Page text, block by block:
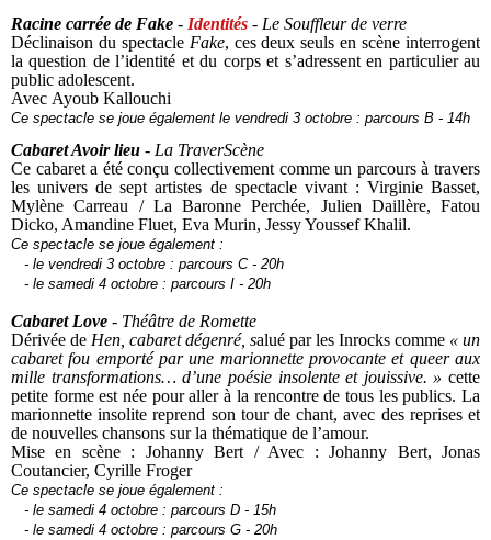
Racine carrée de Fake - Identités - Le Souffleur de verre
Déclinaison du spectacle Fake, ces deux seuls en scène interrogent
la question de l’identité et du corps et s’adressent en particulier au
public adolescent.
Avec Ayoub Kallouchi
Ce spectacle se joue également le vendredi 3 octobre : parcours B - 14h
Cabaret Avoir lieu - La TraverScène
Ce cabaret a été conçu collectivement comme un parcours à travers
les univers de sept artistes de spectacle vivant : Virginie Basset,
Mylène Carreau / La Baronne Perchée, Julien Daillère, Fatou
Dicko, Amandine Fluet, Eva Murin, Jessy Youssef Khalil.
Ce spectacle se joue également :
- le vendredi 3 octobre : parcours C - 20h
- le samedi 4 octobre : parcours I - 20h
Cabaret Love - Théâtre de Romette
Dérivée de Hen, cabaret dégenré, salué par les Inrocks comme « un
cabaret fou emporté par une marionnette provocante et queer aux
mille transformations… d’une poésie insolente et jouissive. » cette
petite forme est née pour aller à la rencontre de tous les publics. La
marionnette insolite reprend son tour de chant, avec des reprises et
de nouvelles chansons sur la thématique de l’amour.
Mise en scène : Johanny Bert / Avec : Johanny Bert, Jonas
Coutancier, Cyrille Froger
Ce spectacle se joue également :
- le samedi 4 octobre : parcours D - 15h
- le samedi 4 octobre : parcours G - 20h